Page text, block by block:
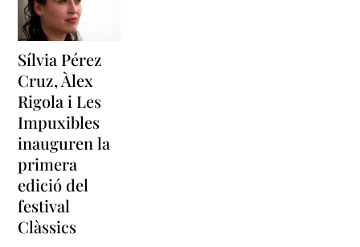
Sílvia Pérez
Cruz, Àlex
Rigola i Les
Impuxibles
inauguren la
primera
edició del
festival
Clàssics